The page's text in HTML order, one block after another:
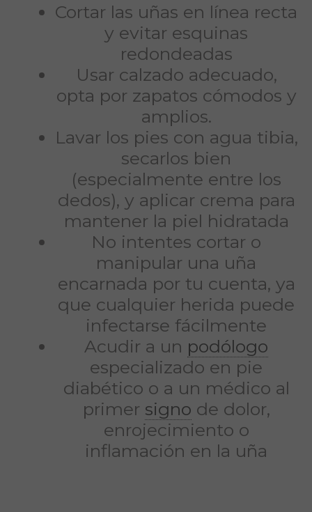
Cortar las uñas en línea recta
y evitar esquinas
redondeadas
Usar calzado adecuado,
opta por zapatos cómodos y
amplios.
Lavar los pies con agua tibia,
secarlos bien
(especialmente entre los
dedos), y aplicar crema para
mantener la piel hidratada
No intentes cortar o
manipular una uña
encarnada por tu cuenta, ya
que cualquier herida puede
infectarse fácilmente
Acudir a un podólogo
especializado en pie
diabético o a un médico al
primer signo de dolor,
enrojecimiento o
inflamación en la uña